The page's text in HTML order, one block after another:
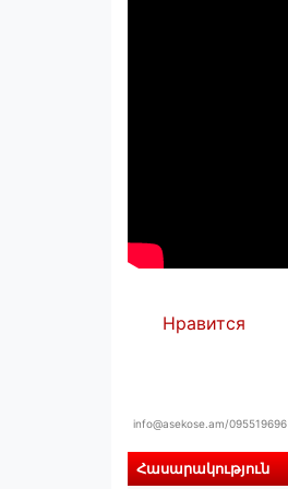
Нравится
info@asekose.am/095519696
Հասարակություն